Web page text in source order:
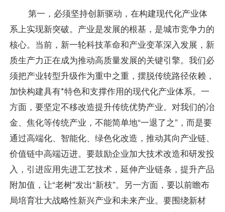
第一，必须坚持创新驱动，在构建现代化产业体
系上实现新突破。产业是发展的根基，是城市竞争力的
核心。当前，新一轮科技革命和产业变革深入发展，新
质生产力正在成为推动高质量发展的关键引擎。我们必
须把产业转型升级作为重中之重，摆脱传统路径依赖，
加快构建具有*特色和支撑作用的现代化产业体系。一
方面，要坚定不移改造提升传统优势产业。对我们的冶
金、焦化等传统产业，不能简单地“一退了之”，而是要
通过高端化、智能化、绿色化改造，推动其向产业链、
价值链中高端迈进。要鼓励企业加大技术改造和研发投
入，引进应用先进工艺技术，延伸产业链条，提升产品
附加值，让“老树”发出“新枝”。另一方面，要以前瞻布
局培育壮大战略性新兴产业和未来产业。要围绕新材